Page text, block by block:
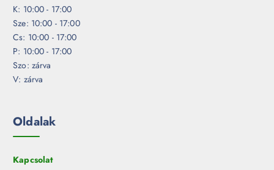
K: 10:00 - 17:00
Sze: 10:00 - 17:00
Cs: 10:00 - 17:00
P: 10:00 - 17:00
Szo: zárva
V: zárva
Oldalak
Kapcsolat